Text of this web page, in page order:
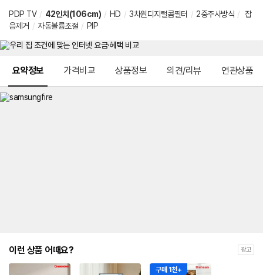
PDP TV / 42인치(106cm) / HD / 3차원디지털콤필터 / 2중주사방식 /
잡
음제거 / 자동볼륨조절 / PIP
요약정보 가격비교 상품정보 의견/리뷰 연관상품
이런 상품 어때요? 광고
구매 1천+